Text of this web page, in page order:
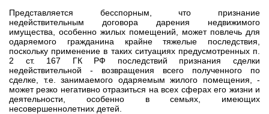
Представляется бесспорным, что признание
недействительным договора дарения недвижимого
имущества, особенно жилых помещений, может повлечь для
одаряемого гражданина крайне тяжелые последствия,
поскольку применение в таких ситуациях предусмотренных п.
2 ст. 167 ГК РФ последствий признания сделки
недействительной - возвращения всего полученного по
сделке, т.е. занимаемого одаряемым жилого помещения, -
может резко негативно отразиться на всех сферах его жизни и
деятельности, особенно в семьях, имеющих
несовершеннолетних детей.